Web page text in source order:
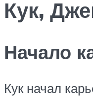
Кук,
Начало
Кук начал